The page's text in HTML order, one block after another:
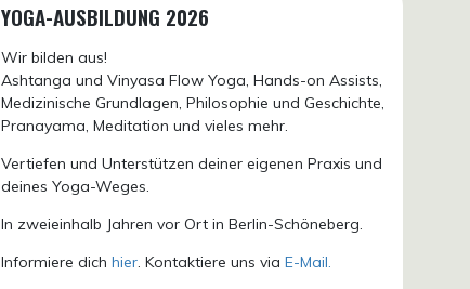
YOGA-AUSBILDUNG 2026
Wir bilden aus!
Ashtanga und Vinyasa Flow Yoga, Hands-on Assists,
Medizinische Grundlagen, Philosophie und Geschichte,
Pranayama, Meditation und vieles mehr.
Vertiefen und Unterstützen deiner eigenen Praxis und
deines Yoga-Weges.
In zweieinhalb Jahren vor Ort in Berlin-Schöneberg.
Informiere dichhier. Kontaktiere uns viaE-Mail.